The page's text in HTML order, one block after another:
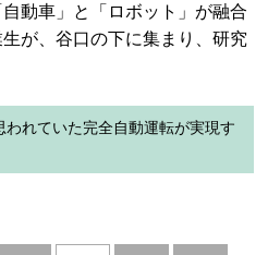
動車」と「ロボット」が融合
が、谷口の下に集まり、研究
れていた完全自動運転が実現す